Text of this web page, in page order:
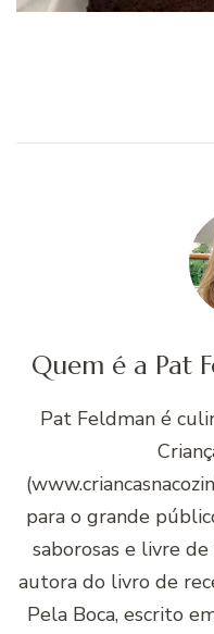
Quem é a Pat
Pat Feldman é
para o grande
saborosas e livre
autora do livro de
Pela Boca, escrito